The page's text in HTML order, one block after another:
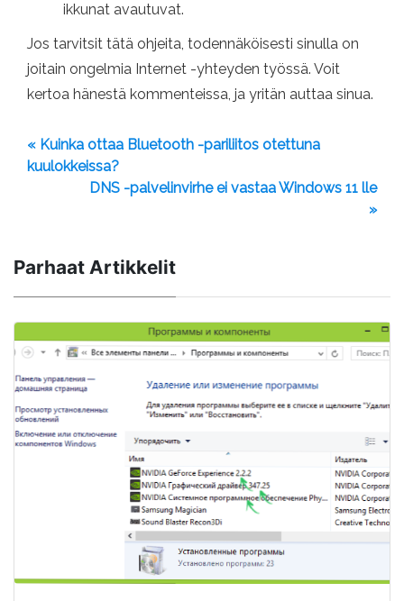
ikkunat avautuvat.
Jos tarvitsit tätä ohjeita, todennäköisesti sinulla on
joitain ongelmia Internet -yhteyden työssä. Voit
kertoa hänestä kommenteissa, ja yritän auttaa sinua.
« Kuinka ottaa Bluetooth -pariliitos otettuna
kuulokkeissa?
DNS -palvelinvirhe ei vastaa Windows 11 lle
»
Parhaat Artikkelit